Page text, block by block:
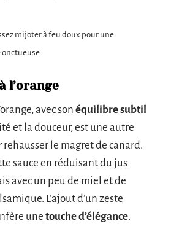
mijoter à feu doux pour une
l’orange
avec son équilibre subtil
et la douceur, est une autre
le magret de canard.
sauce en réduisant du jus
avec un peu de miel et de
L’ajout d’un zeste
une touche d’élégance.